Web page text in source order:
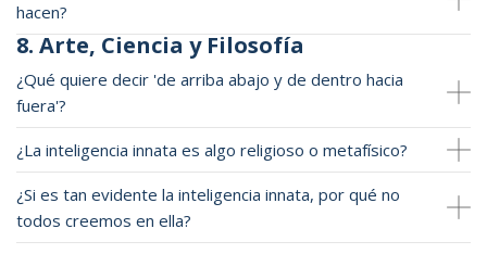
hacen?
8. Arte, Ciencia y Filosofía
¿Qué quiere decir 'de arriba abajo y de dentro hacia
fuera'?
¿La inteligencia innata es algo religioso o metafísico?
¿Si es tan evidente la inteligencia innata, por qué no
todos creemos en ella?